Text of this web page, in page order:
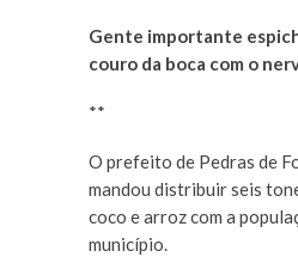
Gente importante
couro da boca com o
**
O prefeito de Pedras de
mandou distribuir seis
coco e arroz com a
município.